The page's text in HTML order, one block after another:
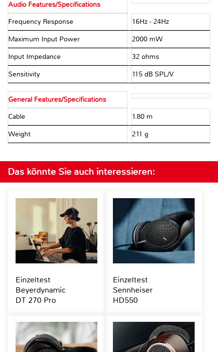
Audio Features/Specifications
Frequency Response 16Hz - 24Hz
Maximum Input Power 2000 mW
Input Impedance 32 ohms
Sensitivity 115 dB SPL/V
General Features/Specifications
Cable 1.80 m
Weight 211 g
Das könnte Sie auch interessieren:
Einzeltest
Beyerdynamic
DT 270 Pro
Einzeltest
Sennheiser
HD550